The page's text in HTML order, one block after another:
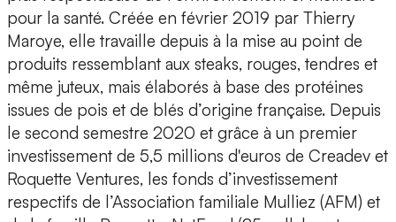
pour la santé. Créée en février 2019 par Thierry
Maroye, elle travaille depuis à la mise au point de
produits ressemblant aux steaks, rouges, tendres et
même juteux, mais élaborés à base des protéines
issues de pois et de blés d’origine française. Depuis
le second semestre 2020 et grâce à un premier
investissement de 5,5 millions d'euros de Creadev et
Roquette Ventures, les fonds d’investissement
respectifs de l’Association familiale Mulliez (AFM) et